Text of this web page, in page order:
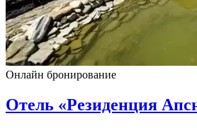
Онлайн бронирование
Отель «Резиденция